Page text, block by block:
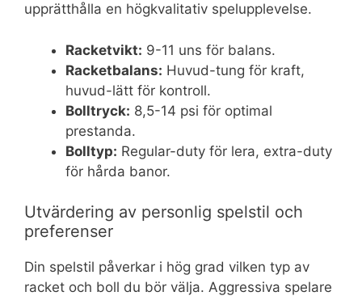
upprätthålla en högkvalitativ spelupplevelse.
Racketvikt: 9-11 uns för balans.
Racketbalans: Huvud-tung för kraft,
huvud-lätt för kontroll.
Bolltryck: 8,5-14 psi för optimal
prestanda.
Bolltyp: Regular-duty för lera, extra-duty
för hårda banor.
Utvärdering av personlig spelstil och
preferenser
Din spelstil påverkar i hög grad vilken typ av
racket och boll du bör välja. Aggressiva spelare